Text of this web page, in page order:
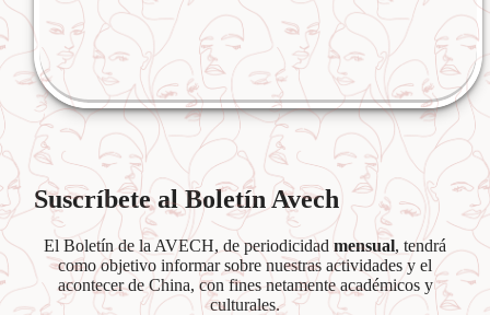
Suscríbete al Boletín Avech
El Boletín de la AVECH, de periodicidad mensual, tendrá
como objetivo informar sobre nuestras actividades y el
acontecer de China, con fines netamente académicos y
culturales.